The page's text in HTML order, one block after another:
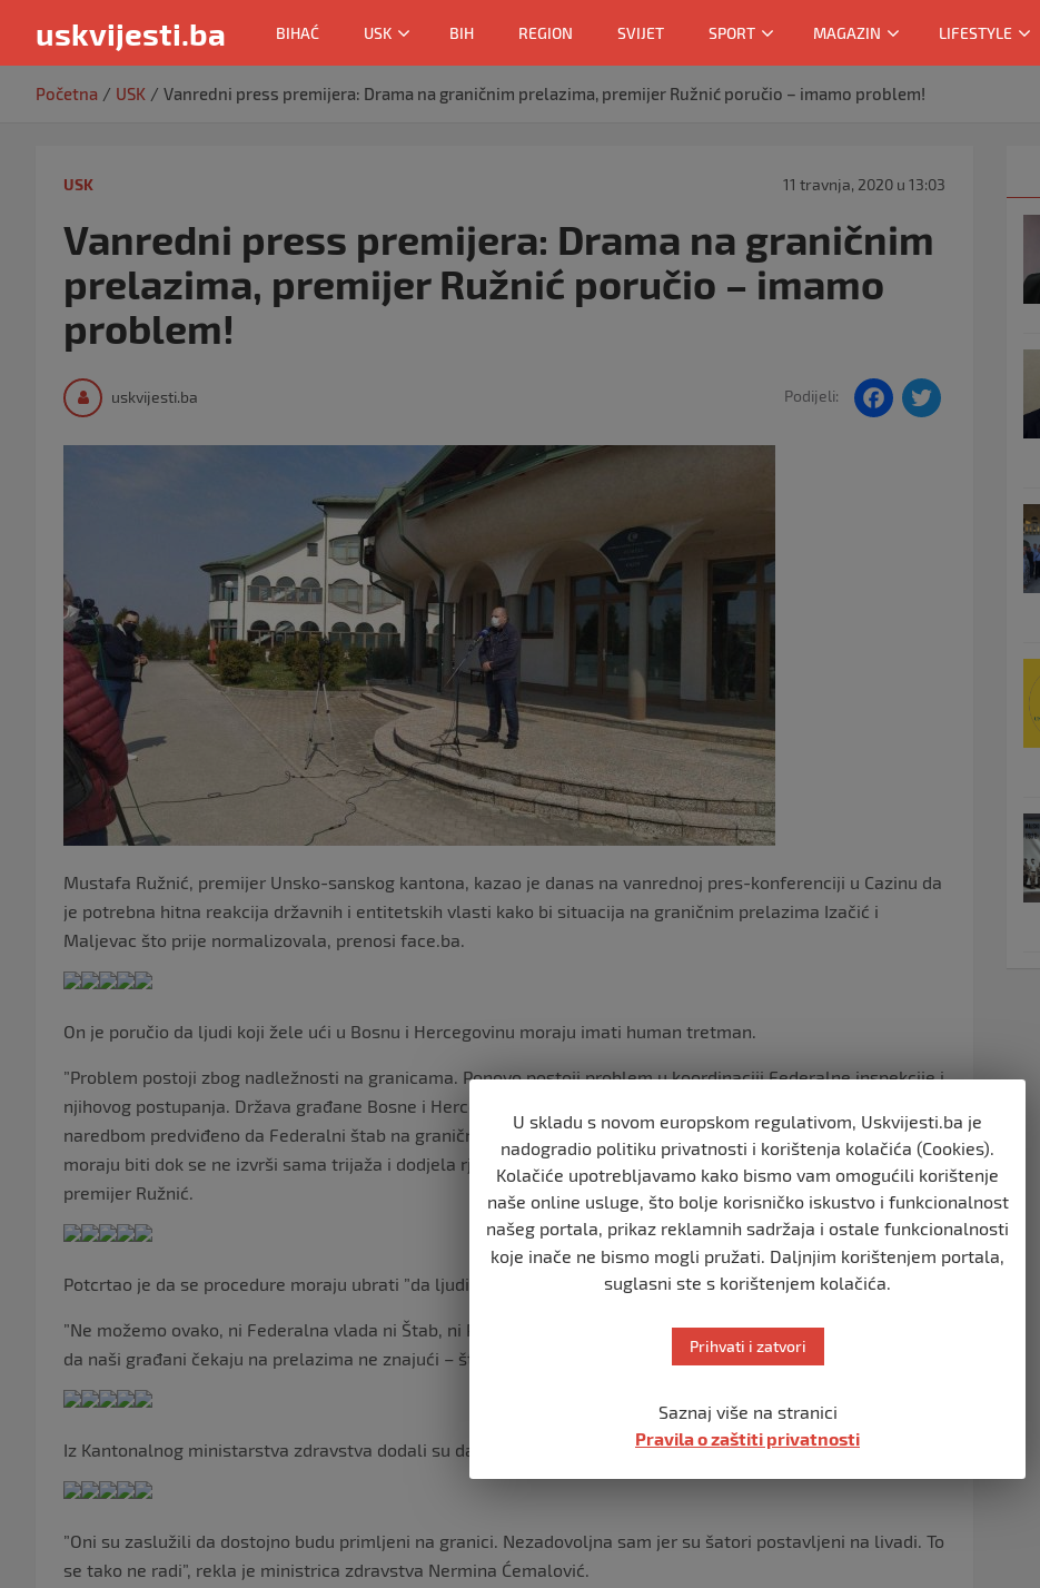
uskvijesti.ba BIHAĆ USK BIH REGION SVIJET SPORT MAGAZIN LIFESTYLE
Početna USK Vanredni press premijera: Drama na graničnim prelazima, premijer Ružnić poručio – imamo problem!
USK 11 travnja, 2020 u 13:03
Vanredni press premijera: Drama na graničnim
prelazima, premijer Ružnić poručio – imamo
problem!
uskvijesti.ba Podijeli:
F
Mustafa Ružnić, premijer Unsko-sanskog kantona, kazao je danas na vanrednoj pres-konferenciji u Cazinu da
je potrebna hitna reakcija državnih i entitetskih vlasti kako bi situacija na graničnim prelazima Izačić i
Maljevac što prije normalizovala, prenosi face.ba.
On je poručio da ljudi koji žele ući u Bosnu i Hercegovinu moraju imati human tretman.
”Problem postoji zbog nadležnosti na granicama. Ponovo postoji problem u koordinaciji Federalne inspekcije i
njihovog postupanja. Država građane Bosne i Hercegovine ostavlja u ovakvoj situaciji. Apelujem da ako je
naredbom predviđeno da Federalni štab na graničnim prelazima postavlja trijažne šatore, gdje naši građani
moraju biti dok se ne izvrši sama trijaža i dodjela rješenja – da ti šatori imaju humane uslove”, ispričao je
premijer Ružnić.
Potcrtao je da se procedure moraju ubrati ”da ljudi ne bi čekali 24 sata kao jučer”.
”Ne možemo ovako, ni Federalna vlada ni Štab, ni Predsjedništvo, ni Vijeće ministara. Ne možemo dozvoliti
da naši građani čekaju na prelazima ne znajući – šta, kako i kuda”, naglasio je Ružnić.
Iz Kantonalnog ministarstva zdravstva dodali su da ljudi koji stižu na granicu zaslužuju bolji tretman.
”Oni su zaslužili da dostojno budu primljeni na granici. Nezadovoljna sam jer su šatori postavljeni na livadi. To
se tako ne radi”, rekla je ministrica zdravstva Nermina Ćemalović.
U skladu s novom europskom regulativom, Uskvijesti.ba je
nadogradio politiku privatnosti i korištenja kolačića (Cookies).
Kolačiće upotrebljavamo kako bismo vam omogućili korištenje
naše online usluge, što bolje korisničko iskustvo i funkcionalnost
našeg portala, prikaz reklamnih sadržaja i ostale funkcionalnosti
koje inače ne bismo mogli pružati. Daljnjim korištenjem portala,
suglasni ste s korištenjem kolačića.
Prihvati i zatvori
Saznaj više na stranici
Pravila o zaštiti privatnosti